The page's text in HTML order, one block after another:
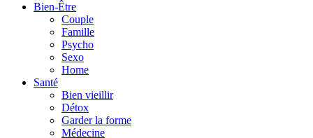
Bien-Être
Couple
Famille
Psycho
Sexo
Home
Santé
Bien vieillir
Détox
Garder la forme
Médecine